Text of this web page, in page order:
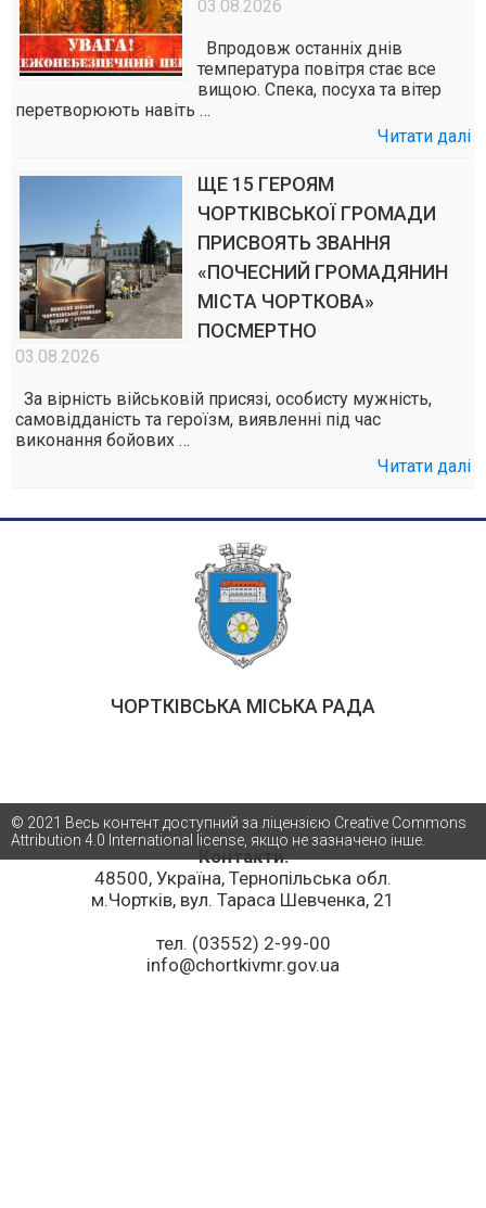
03.08.2026
Впродовж останніх днів
температура повітря стає все
вищою. Спека, посуха та вітер
перетворюють навіть …
Читати далі
ЩЕ 15 ГЕРОЯМ
ЧОРТКІВСЬКОЇ ГРОМАДИ
ПРИСВОЯТЬ ЗВАННЯ
«ПОЧЕСНИЙ ГРОМАДЯНИН
МІСТА ЧОРТКОВА»
ПОСМЕРТНО
03.08.2026
За вірність військовій присязі, особисту мужність,
самовідданість та героїзм, виявленні під час
виконання бойових …
Читати далі
ЧОРТКІВСЬКА МІСЬКА РАДА
Контакти:
48500, Україна, Тернопільська обл.
м.Чортків, вул. Тараса Шевченка, 21
тел. (03552) 2-99-00
info@chortkivmr.gov.ua
© 2021 Весь контент доступний за ліцензією Creative Commons
Attribution 4.0 International license, якщо не зазначено інше.